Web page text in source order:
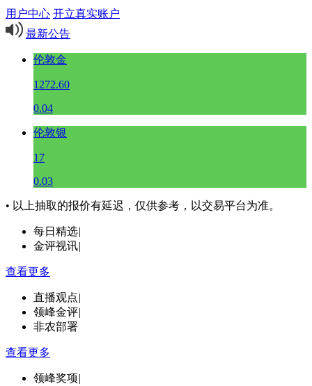
用户中心 开立真实账户
最新公告
伦敦金
1272.60
0.04
伦敦银
17
0.03
• 以上抽取的报价有延迟，仅供参考，以交易平台为准。
每日精选|
金评视讯|
查看更多
直播观点|
领峰金评|
非农部署
查看更多
领峰奖项|